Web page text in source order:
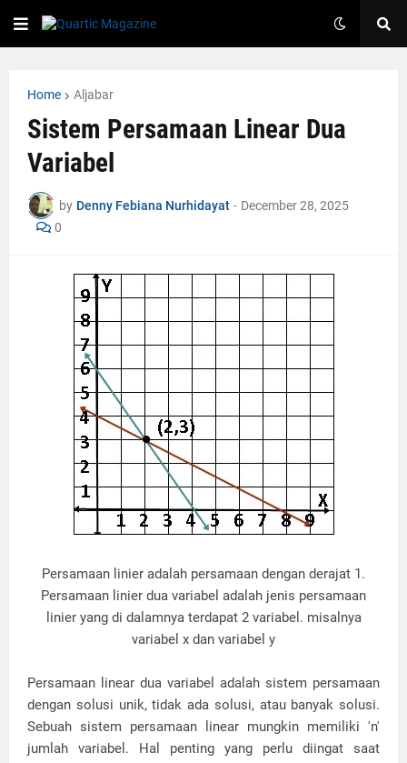
Home Aljabar
Sistem Persamaan Linear Dua
Variabel
by Denny Febiana Nurhidayat - December 28, 2025
0
Persamaan linier adalah persamaan dengan derajat 1.
Persamaan linier dua variabel adalah jenis persamaan
linier yang di dalamnya terdapat 2 variabel. misalnya
variabel x dan variabel y
Persamaan linear dua variabel adalah sistem persamaan
dengan solusi unik, tidak ada solusi, atau banyak solusi.
Sebuah sistem persamaan linear mungkin memiliki 'n'
jumlah variabel. Hal penting yang perlu diingat saat